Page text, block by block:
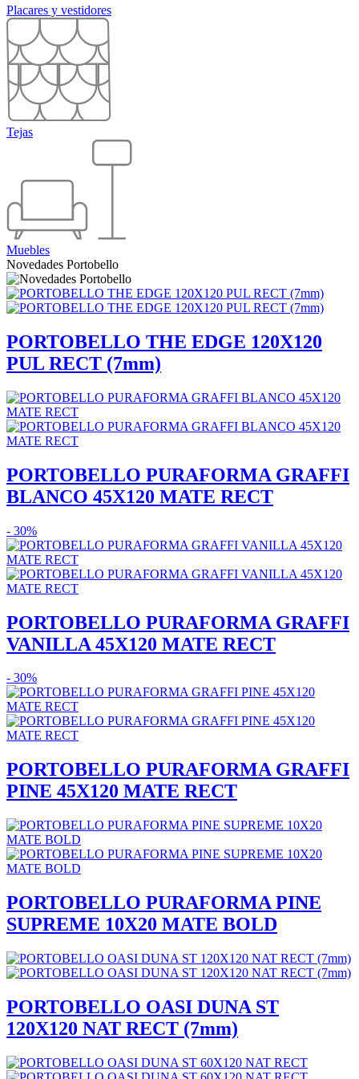
Placares y vestidores
Tejas
Muebles
Novedades Portobello
PORTOBELLO THE EDGE 120X120
PUL RECT (7mm)
PORTOBELLO PURAFORMA GRAFFI
BLANCO 45X120 MATE RECT
- 30%
PORTOBELLO PURAFORMA GRAFFI
VANILLA 45X120 MATE RECT
- 30%
PORTOBELLO PURAFORMA GRAFFI
PINE 45X120 MATE RECT
PORTOBELLO PURAFORMA PINE
SUPREME 10X20 MATE BOLD
PORTOBELLO OASI DUNA ST
120X120 NAT RECT (7mm)